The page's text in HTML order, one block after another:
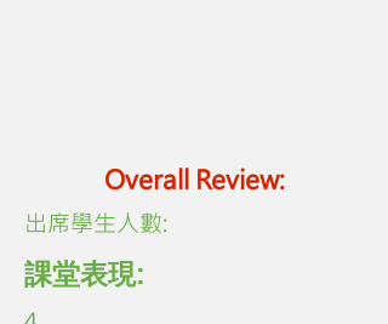
Overall Review:
​出席學生人數:
課堂表現: